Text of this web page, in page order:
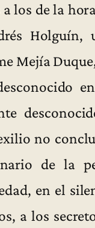
los de la
Holguín,
Mejía
no
de la
en el
a los